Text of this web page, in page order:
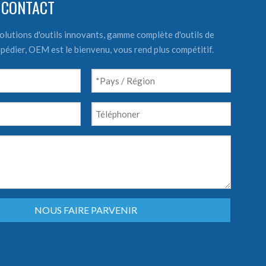
d'outils innovants, gamme complète d'outils de
OEM est le bienvenu, vous rend plus compétitif.
NOUS FAIRE PARVENIR